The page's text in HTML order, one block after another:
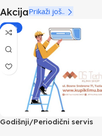
AkcijaPrikaži još..
-29%
Godišnji/Periodični servis